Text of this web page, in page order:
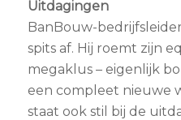
Uitdagingen
BanBouw-
spits af. Hij roemt zijn
megaklus – eigenlijk
een compleet nieuwe
staat ook stil bij de